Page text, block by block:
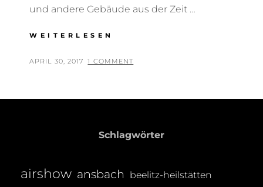
und andere Gebäude aus der Zeit …
WEITERLESEN
2017
POSTED
APRIL 30, 2017 BY
T
R
1 COMMENT
Schlagwörter
airshow ansbach beelitz-heilstätten